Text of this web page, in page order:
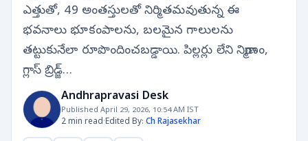
ఎత్తుతో, 49 అంతస్తులతో నిర్మితమవుతున్న ఈ
భవనాలు భూకంపాలను, బలమైన గాలులను
తట్టుకునేలా రూపొందించబడ్డాయి. పిల్లర్లు లేని నిర్మాణం,
గ్లాస్ బ్రిడ్జ్‌…
Andhrapravasi Desk
Published April 29, 2026, 10:54 AM IST
2 min read·Edited By: Ch Rajasekhar